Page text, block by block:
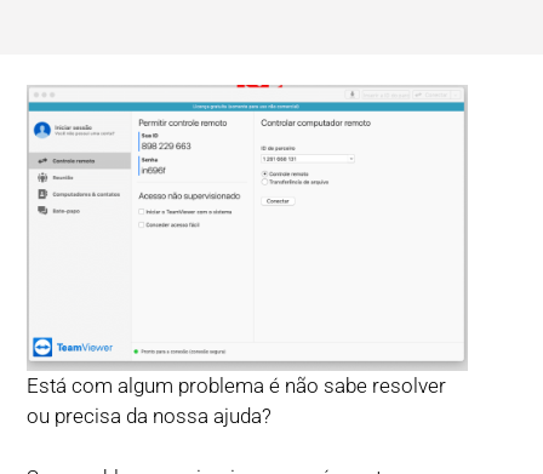
Está com algum problema é não sabe resolver
ou precisa da nossa ajuda?